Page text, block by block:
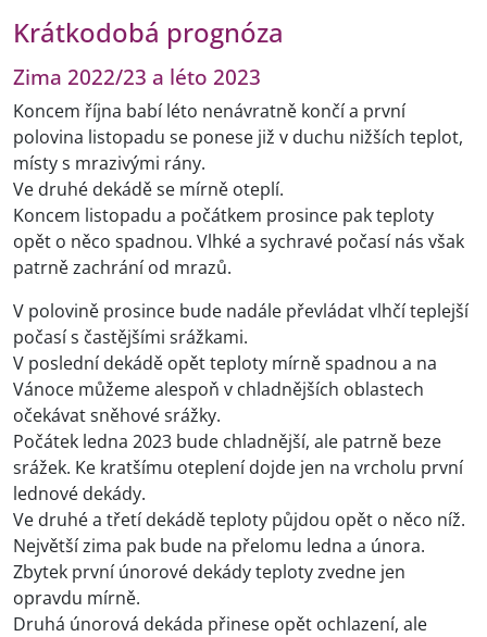
Krátkodobá prognóza
Zima 2022/23 a léto 2023
Koncem října babí léto nenávratně končí a první
polovina listopadu se ponese již v duchu nižších teplot,
místy s mrazivými rány.
Ve druhé dekádě se mírně oteplí.
Koncem listopadu a počátkem prosince pak teploty
opět o něco spadnou. Vlhké a sychravé počasí nás však
patrně zachrání od mrazů.
V polovině prosince bude nadále převládat vlhčí teplejší
počasí s častějšími srážkami.
V poslední dekádě opět teploty mírně spadnou a na
Vánoce můžeme alespoň v chladnějších oblastech
očekávat sněhové srážky.
Počátek ledna 2023 bude chladnější, ale patrně beze
srážek. Ke kratšímu oteplení dojde jen na vrcholu první
lednové dekády.
Ve druhé a třetí dekádě teploty půjdou opět o něco níž.
Největší zima pak bude na přelomu ledna a února.
Zbytek první únorové dekády teploty zvedne jen
opravdu mírně.
Druhá únorová dekáda přinese opět ochlazení, ale